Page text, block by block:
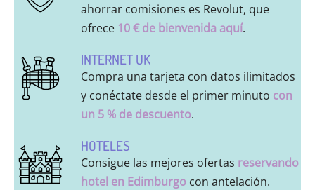
ahorrar comisiones es Revolut, que
ofrece 10 € de bienvenida aquí.
INTERNET UK
Compra una tarjeta con datos ilimitados
y conéctate desde el primer minuto con
un 5 % de descuento.
HOTELES
Consigue las mejores ofertas reservando
hotel en Edimburgo con antelación.